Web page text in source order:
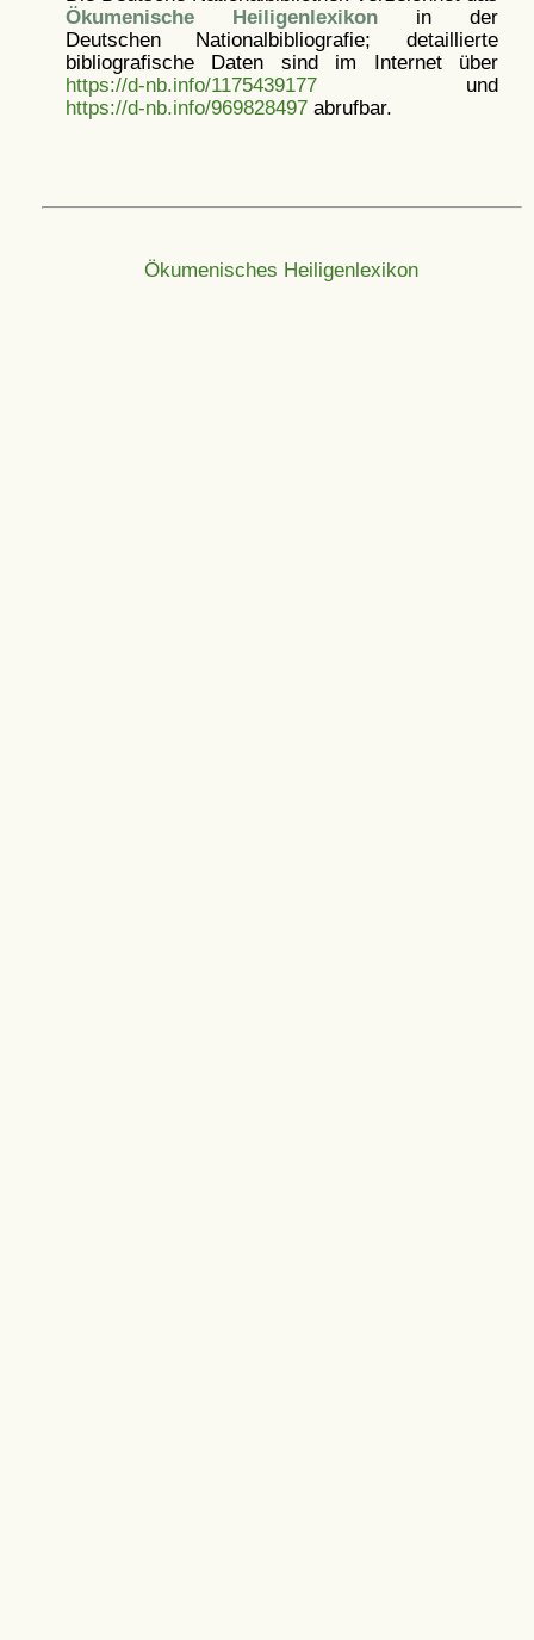
Ökumenische Heiligenlexikonin der
Deutschen Nationalbibliografie; detaillierte
bibliografische Daten sind im Internet über
https://d-nb.info/1175439177und
https://d-nb.info/969828497abrufbar.
Ökumenisches Heiligenlexikon